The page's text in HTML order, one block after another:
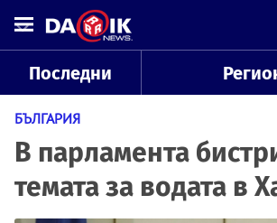
Последни
БЪЛГАРИЯ
В парламента
темата за водата в